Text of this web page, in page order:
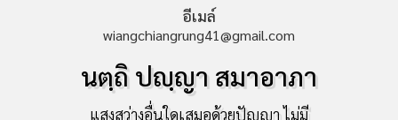
อีเมล์
wiangchiangrung41@gmail.com
นตฺถิ ปญฺญา สมาอาภา
แสงสว่างอื่นใดเสมอด้วยปัญญา ไม่มี